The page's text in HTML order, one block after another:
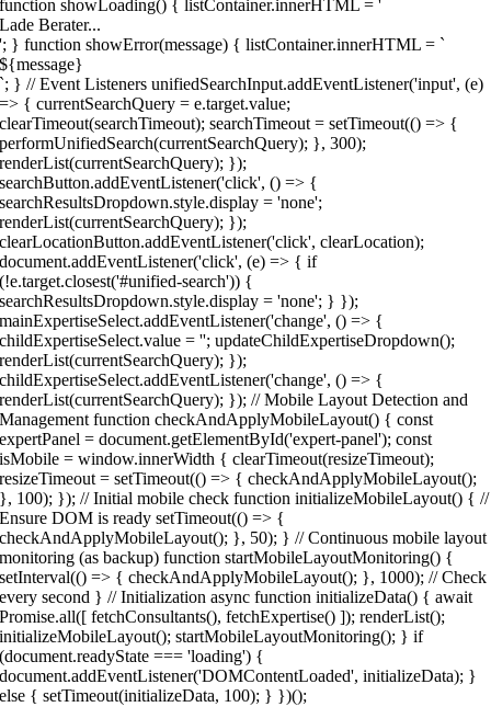
function showLoading() { listContainer.innerHTML = '
Lade Berater...
'; } function showError(message) { listContainer.innerHTML = `
${message}
`; } // Event Listeners unifiedSearchInput.addEventListener('input', (e)
=> { currentSearchQuery = e.target.value;
clearTimeout(searchTimeout); searchTimeout = setTimeout(() => {
performUnifiedSearch(currentSearchQuery); }, 300);
renderList(currentSearchQuery); });
searchButton.addEventListener('click', () => {
searchResultsDropdown.style.display = 'none';
renderList(currentSearchQuery); });
clearLocationButton.addEventListener('click', clearLocation);
document.addEventListener('click', (e) => { if
(!e.target.closest('#unified-search')) {
searchResultsDropdown.style.display = 'none'; } });
mainExpertiseSelect.addEventListener('change', () => {
childExpertiseSelect.value = ''; updateChildExpertiseDropdown();
renderList(currentSearchQuery); });
childExpertiseSelect.addEventListener('change', () => {
renderList(currentSearchQuery); }); // Mobile Layout Detection and
Management function checkAndApplyMobileLayout() { const
expertPanel = document.getElementById('expert-panel'); const
isMobile = window.innerWidth { clearTimeout(resizeTimeout);
resizeTimeout = setTimeout(() => { checkAndApplyMobileLayout();
}, 100); }); // Initial mobile check function initializeMobileLayout() { //
Ensure DOM is ready setTimeout(() => {
checkAndApplyMobileLayout(); }, 50); } // Continuous mobile layout
monitoring (as backup) function startMobileLayoutMonitoring() {
setInterval(() => { checkAndApplyMobileLayout(); }, 1000); // Check
every second } // Initialization async function initializeData() { await
Promise.all([ fetchConsultants(), fetchExpertise() ]); renderList();
initializeMobileLayout(); startMobileLayoutMonitoring(); } if
(document.readyState === 'loading') {
document.addEventListener('DOMContentLoaded', initializeData); }
else { setTimeout(initializeData, 100); } })();